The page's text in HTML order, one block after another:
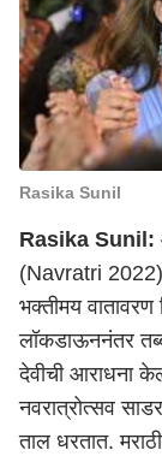
Rasika Sunil
Rasika Sunil:
(Navratri 2022)
भक्तीमय वातावरण
लॉकडाऊननंतर
देवीची आराधना
नवरात्रोत्सव
ताल धरतात.